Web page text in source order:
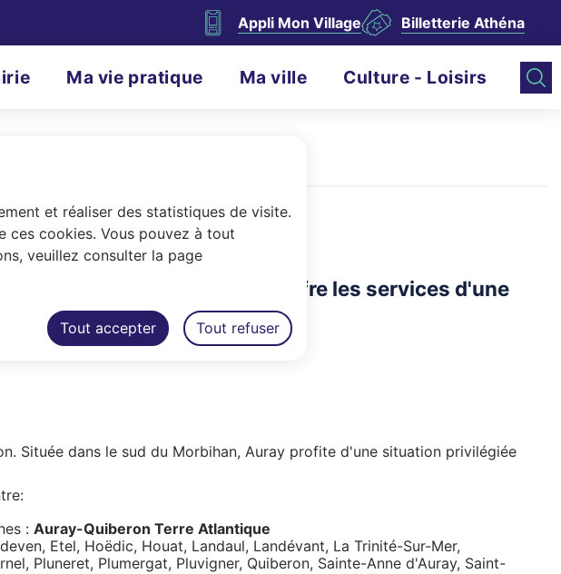
et réaliser des statistiques de visite.
ces cookies. Vous pouvez à tout
veuillez consulter la page
Tout accepter Tout refuser
Appli Mon Village Billetterie Athéna
Ma vie pratique Ma ville Culture - Loisirs
remarquable, Auray offre les services d'une
Située dans le sud du Morbihan, Auray profite d'une situation privilégiée
:Auray-Quiberon Terre Atlantique
Etel, Hoëdic, Houat, Landaul, Landévant, La Trinité-Sur-Mer,
Pluneret, Plumergat, Pluvigner, Quiberon, Sainte-Anne d'Auray, Saint-